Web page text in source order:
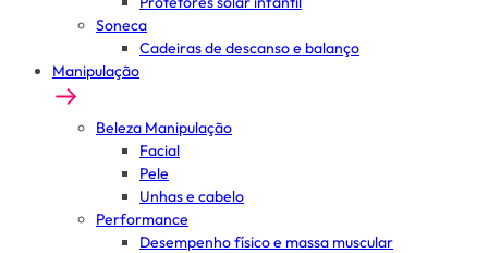
Soneca
Cadeiras de descanso e balanço
Manipulação
Beleza Manipulação
Facial
Pele
Unhas e cabelo
Performance
Desempenho físico e massa muscular